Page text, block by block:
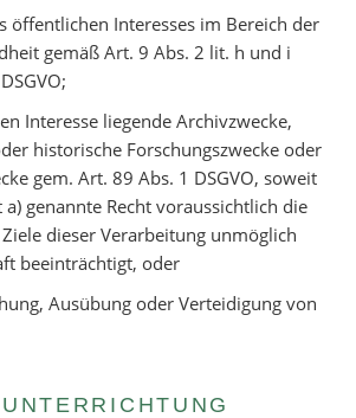
öffentlichen Interesses im Bereich der
gemäß Art. 9 Abs. 2 lit. h und i
Interesse liegende Archivzwecke,
historische Forschungszwecke oder
gem. Art. 89 Abs. 1 DSGVO, soweit
genannte Recht voraussichtlich die
dieser Verarbeitung unmöglich
beeinträchtigt, oder
Ausübung oder Verteidigung von